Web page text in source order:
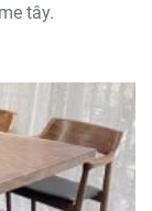
tây.